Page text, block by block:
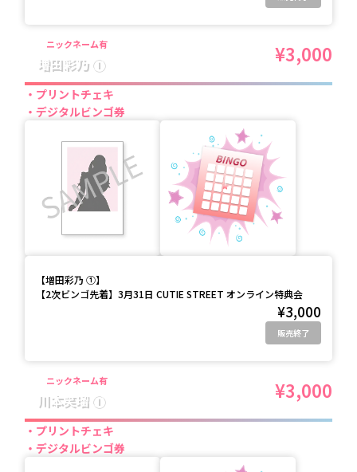
ニックネーム有
増田彩乃 ① ¥3,000
プリントチェキ
デジタルビンゴ券
【増田彩乃 ①】
【2次ビンゴ先着】3月31日 CUTIE STREET オンライン特典会
¥3,000
販売終了
ニックネーム有
川本笑瑠 ① ¥3,000
プリントチェキ
デジタルビンゴ券